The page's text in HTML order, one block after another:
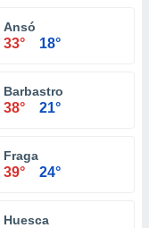
Ansó
33° 18°
Barbastro
38° 21°
Fraga
39° 24°
Huesca